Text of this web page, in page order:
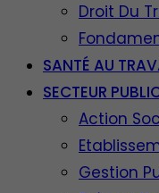
Droit Du
SANTÉ AU
SECTEUR
Action
Gestion